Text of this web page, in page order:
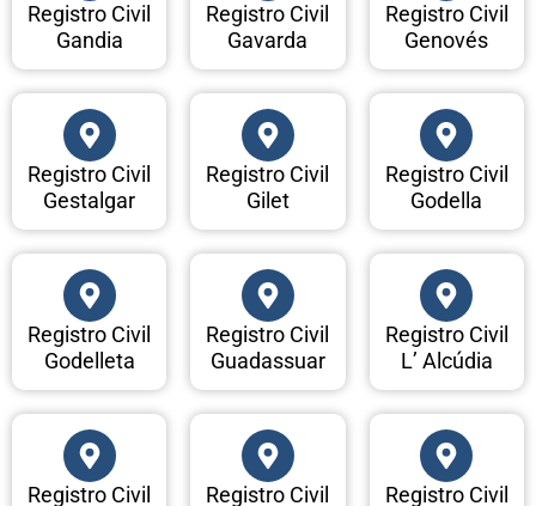
Registro Civil
Gandia
Registro Civil
Gavarda
Registro Civil
Genovés
Registro Civil
Gestalgar
Registro Civil
Gilet
Registro Civil
Godella
Registro Civil
Godelleta
Registro Civil
Guadassuar
Registro Civil
L’ Alcúdia
Registro Civil
Registro Civil
Registro Civil